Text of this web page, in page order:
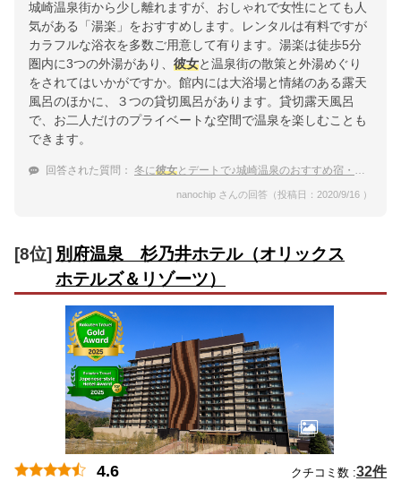
城崎温泉街から少し離れますが、おしゃれで女性にとても人
気がある「湯楽」をおすすめします。レンタルは有料ですが
カラフルな浴衣を多数ご用意して有ります。湯楽は徒歩5分
圏内に3つの外湯があり、 彼女と温泉街の散策と外湯めぐり
をされてはいかがですか。館内には大浴場と情緒のある露天
風呂のほかに、３つの貸切風呂があります。貸切露天風呂
で、お二人だけのプライベートな空間で温泉を楽しむことも
できます。
回答された質問： 冬に彼女とデートで♪城崎温泉のおすすめ宿・旅館は？
nanochip さんの回答（投稿日：2020/9/16 ）
[8位] 別府温泉 杉乃井ホテル（オリックス
ホテルズ＆リゾーツ）
4.6 クチコミ数 :32件